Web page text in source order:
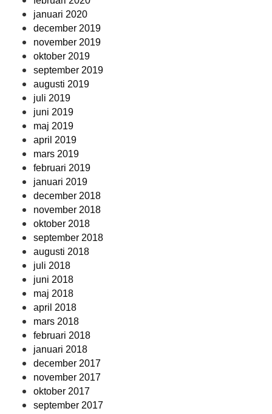
januari 2020
december 2019
november 2019
oktober 2019
september 2019
augusti 2019
juli 2019
juni 2019
maj 2019
april 2019
mars 2019
februari 2019
januari 2019
december 2018
november 2018
oktober 2018
september 2018
augusti 2018
juli 2018
juni 2018
maj 2018
april 2018
mars 2018
februari 2018
januari 2018
december 2017
november 2017
oktober 2017
september 2017